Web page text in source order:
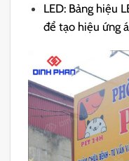
LED: Bảng hiệu
để tạo hiệu ứng